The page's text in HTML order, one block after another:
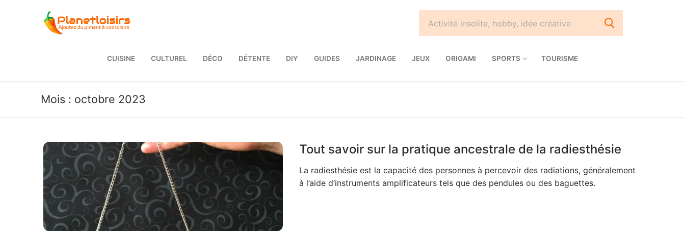
CUISINE CULTUREL DÉCO DÉTENTE DIY GUIDES JARDINAGE JEUX ORIGAMI SPORTS TOURISME
Mois : octobre 2023
Tout savoir sur la pratique ancestrale de la radiesthésie
La radiesthésie est la capacité des personnes à percevoir des radiations, généralement
à l’aide d’instruments amplificateurs tels que des pendules ou des baguettes.